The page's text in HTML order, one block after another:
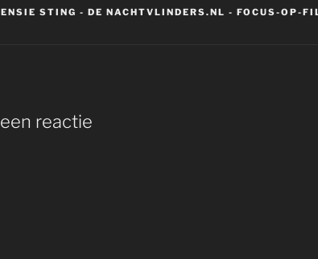
STING - DE NACHTVLINDERS.NL - FOCUS-OP-
reactie